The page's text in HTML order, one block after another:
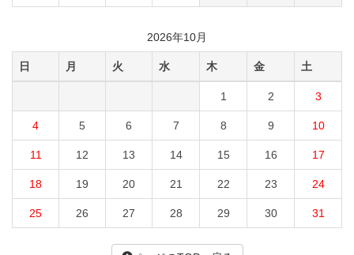
2026年10月
日 月 火 水 木 金 土
1 2 3
4 5 6 7 8 9 10
11 12 13 14 15 16 17
18 19 20 21 22 23 24
25 26 27 28 29 30 31